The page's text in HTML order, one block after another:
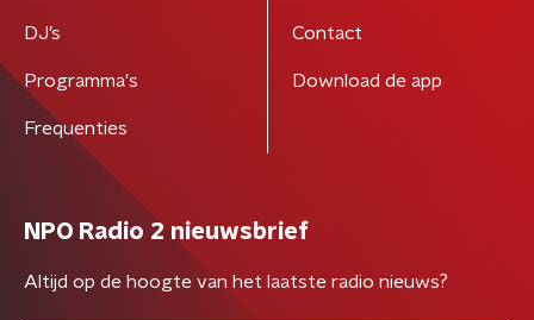
DJ’s
Programma's
Frequenties
Contact
Download de app
NPO Radio 2 nieuwsbrief
Altijd op de hoogte van het laatste radio nieuws?